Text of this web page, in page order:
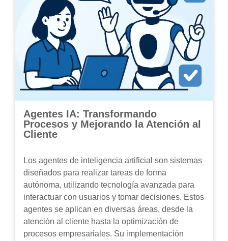
Agentes IA: Transformando
Procesos y Mejorando la Atención al
Cliente
Los agentes de inteligencia artificial son sistemas
diseñados para realizar tareas de forma
autónoma, utilizando tecnología avanzada para
interactuar con usuarios y tomar decisiones. Estos
agentes se aplican en diversas áreas, desde la
atención al cliente hasta la optimización de
procesos empresariales. Su implementación